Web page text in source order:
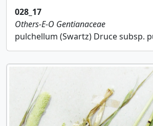
028_17
Others-E-O Gentianaceae
pulchellum (Swartz) Druce subsp.